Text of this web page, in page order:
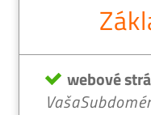
webové